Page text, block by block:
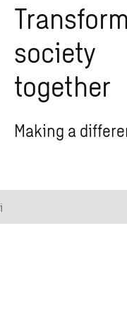
society
together
Making a